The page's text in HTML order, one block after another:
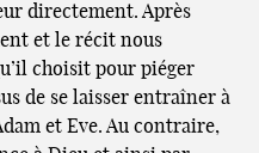
directement. Après
et le récit nous
choisit pour piéger
de se laisser entraîner à
et Eve. Au contraire,